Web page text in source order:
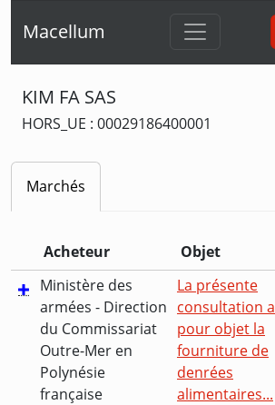
Macellum
KIM FA SAS
HORS_UE : 00029186400001
Marchés
Acheteur Objet
Ministère des
armées - Direction
du Commissariat
Outre-Mer en
Polynésie
française
La présente
consultation a
pour objet la
fourniture de
denrées
alimentaires...